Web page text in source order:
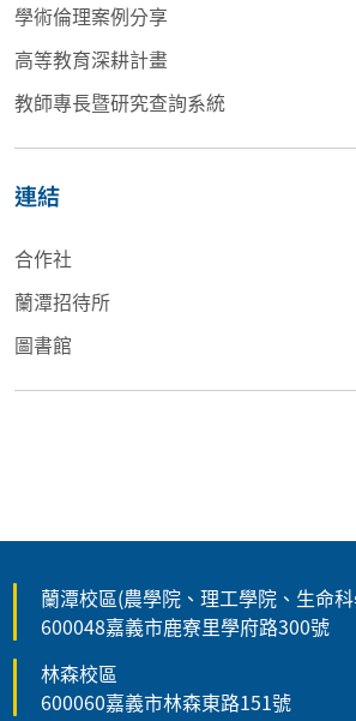
學術倫理案例分享
高等教育深耕計畫
教師專長暨研究查詢系統
連結
合作社
蘭潭招待所
圖書館
蘭潭校區(農學院、理工學院、生命
600048嘉義市鹿寮里學府路300號
林森校區
600060嘉義市林森東路151號